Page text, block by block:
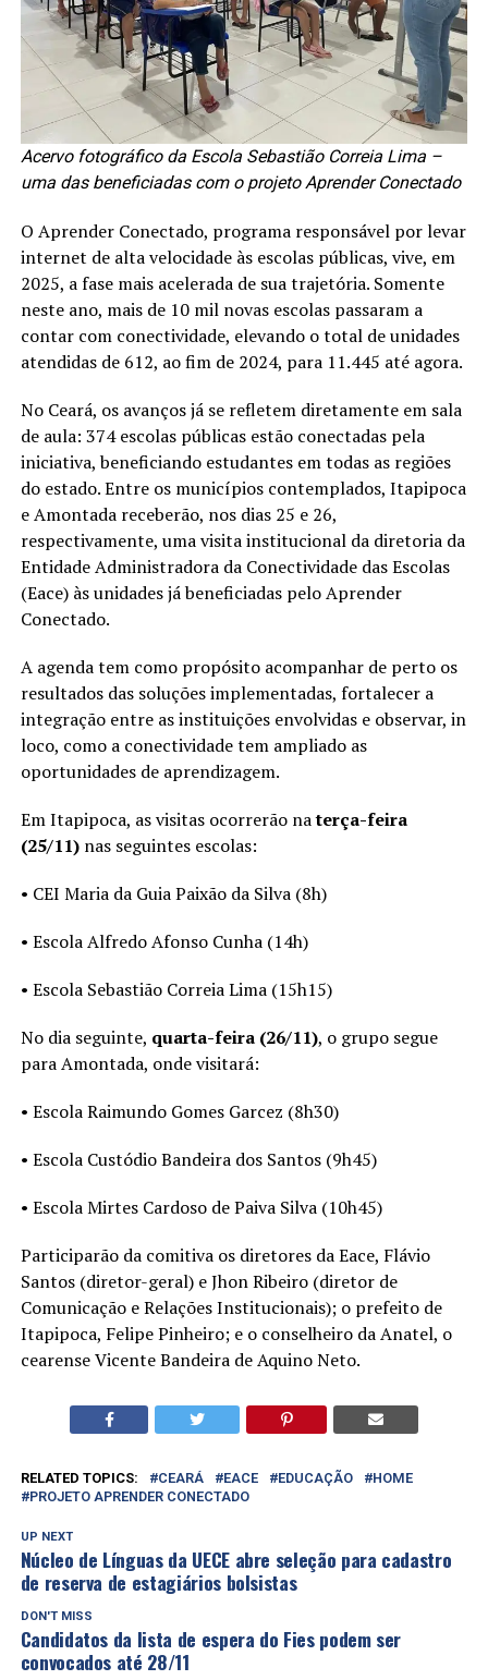
Acervo fotográfico da Escola Sebastião Correia Lima –
uma das beneficiadas com o projeto Aprender Conectado
O Aprender Conectado, programa responsável por levar
internet de alta velocidade às escolas públicas, vive, em
2025, a fase mais acelerada de sua trajetória. Somente
neste ano, mais de 10 mil novas escolas passaram a
contar com conectividade, elevando o total de unidades
atendidas de 612, ao fim de 2024, para 11.445 até agora.
No Ceará, os avanços já se refletem diretamente em sala
de aula: 374 escolas públicas estão conectadas pela
iniciativa, beneficiando estudantes em todas as regiões
do estado. Entre os municípios contemplados, Itapipoca
e Amontada receberão, nos dias 25 e 26,
respectivamente, uma visita institucional da diretoria da
Entidade Administradora da Conectividade das Escolas
(Eace) às unidades já beneficiadas pelo Aprender
Conectado.
A agenda tem como propósito acompanhar de perto os
resultados das soluções implementadas, fortalecer a
integração entre as instituições envolvidas e observar, in
loco, como a conectividade tem ampliado as
oportunidades de aprendizagem.
Em Itapipoca, as visitas ocorrerão naterça-feira
(25/11)nas seguintes escolas:
• CEI Maria da Guia Paixão da Silva (8h)
• Escola Alfredo Afonso Cunha (14h)
• Escola Sebastião Correia Lima (15h15)
No dia seguinte, quarta-feira (26/11), o grupo segue
para Amontada, onde visitará:
• Escola Raimundo Gomes Garcez (8h30)
• Escola Custódio Bandeira dos Santos (9h45)
• Escola Mirtes Cardoso de Paiva Silva (10h45)
Participarão da comitiva os diretores da Eace, Flávio
Santos (diretor-geral) e Jhon Ribeiro (diretor de
Comunicação e Relações Institucionais); o prefeito de
Itapipoca, Felipe Pinheiro; e o conselheiro da Anatel, o
cearense Vicente Bandeira de Aquino Neto.
RELATED TOPICS: CEARÁ EACE EDUCAÇÃO
HOME
PROJETO APRENDER CONECTADO
UP NEXT
Núcleo de Línguas da UECE abre seleção para cadastro
de reserva de estagiários bolsistas
DON'T MISS
Candidatos da lista de espera do Fies podem ser
convocados até 28/11